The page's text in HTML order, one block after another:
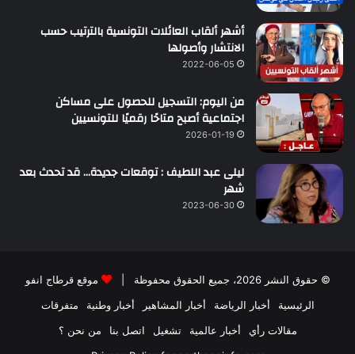
أشهر ألقاب العائلات التونسية بالترتيب حسب
الانتشار وأصولها
2022-06-05
من اليوم: التسجيل للحصول على مساكن
اجتماعية أصبح متاحًا رقميًا للتونسيين
2026-01-19
ليلى عبد اللطيف : توقعات جديدة… قد تحدث بعد
شهر
2023-06-30
© حقوق النشر 2026، جميع الحقوق محفوظة |
موقع قرطاج انفو
الرئيسية
أخبار الرياضة أخبار المشاهير أخبار وطنية
متفرقات
مقالات رأي
أخبار عالمية تشغيل اتصل بنا
من نحن ؟